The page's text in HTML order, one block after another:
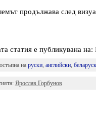
продължава след
статия е публикувана
на руски, английски,
Ярослав Горбунов